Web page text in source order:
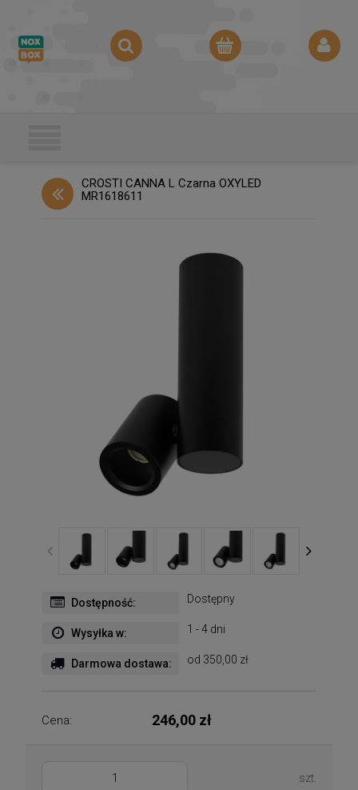
CROSTI CANNA L Czarna OXYLED
MR1618611
Dostępność: Dostępny
Wysyłka w: 1 - 4 dni
Darmowa dostawa: od 350,00 zł
Cena: 246,00 zł
szt.